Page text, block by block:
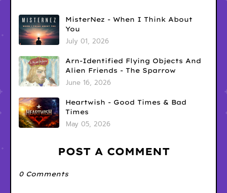
MisterNez - When I Think About
You
July 01, 2026
Arn-Identified Flying Objects And
Alien Friends - The Sparrow
June 16, 2026
Heartwish - Good Times & Bad
Times
May 05, 2026
POST A COMMENT
0 Comments